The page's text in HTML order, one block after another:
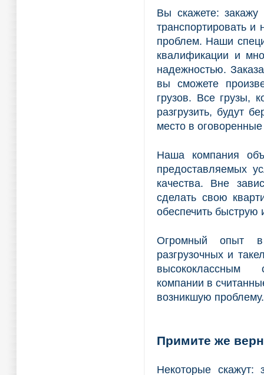
Вы скажете: закажу
транспортировать и
проблем. Наши
квалификации и
надежностью.
вы сможете
грузов. Все грузы,
разгрузить, будут
место в оговоренные
Наша компания
предоставляемых
качества. Вне
сделать свою
обеспечить быструю
Огромный опыт в
разгрузочных и
высококлассным
компании в
возникшую проблему.
Примите же
Некоторые скажут: